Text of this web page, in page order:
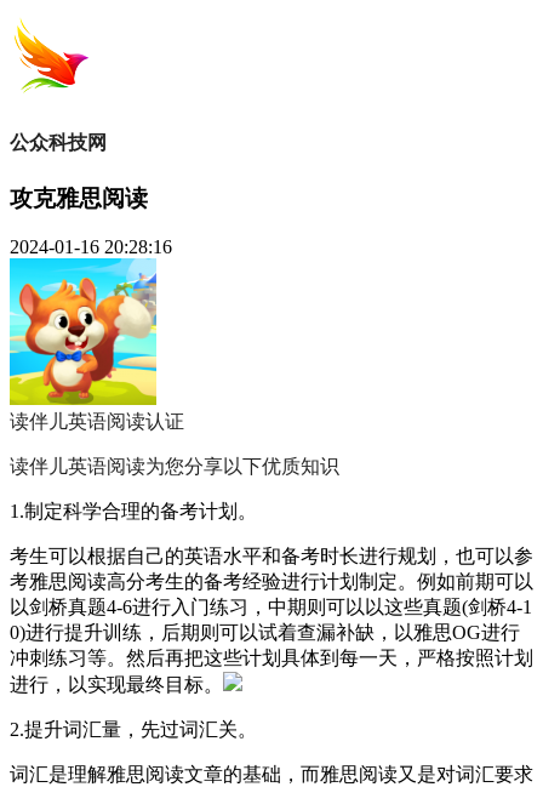
公众科技网
攻克雅思阅读
2024-01-16 20:28:16
读伴儿英语阅读认证
读伴儿英语阅读为您分享以下优质知识
1.制定科学合理的备考计划。
考生可以根据自己的英语水平和备考时长进行规划，也可以参
考雅思阅读高分考生的备考经验进行计划制定。例如前期可以
以剑桥真题4-6进行入门练习，中期则可以以这些真题(剑桥4-1
0)进行提升训练，后期则可以试着查漏补缺，以雅思OG进行
冲刺练习等。然后再把这些计划具体到每一天，严格按照计划
进行，以实现最终目标。
2.提升词汇量，先过词汇关。
词汇是理解雅思阅读文章的基础，而雅思阅读又是对词汇要求